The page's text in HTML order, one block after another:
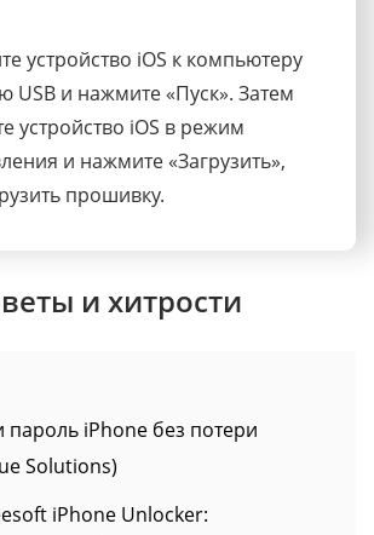
устройство iOS к компьютеру
USB и нажмите «Пуск». Затем
устройство iOS в режим
и нажмите «Загрузить»,
прошивку.
и хитрости
пароль iPhone без потери
Solutions)
iPhone Unlocker: